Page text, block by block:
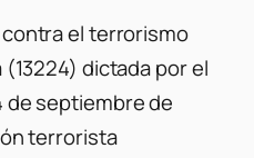
el terrorismo
dictada por el
de septiembre de
terrorista